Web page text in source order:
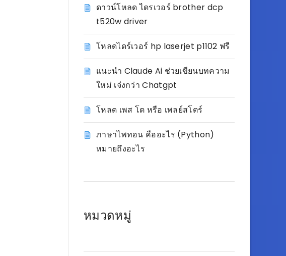
ดาวน์โหลด ไดรเวอร์ brother dcp
t520w driver
โหลดไดร์เวอร์ hp laserjet p1102 ฟรี
แนะนำ Claude Ai ช่วยเขียนบทความ
ใหม่ เจ๋งกว่า Chatgpt
โหลด เพส โต หรือ เพลย์สโตร์
ภาษาไพทอน คืออะไร (Python)
หมายถึงอะไร
หมวดหมู่